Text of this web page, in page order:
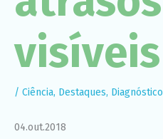
visíveis
/ Ciência, Destaques, Diagnóstico
04.out.2018